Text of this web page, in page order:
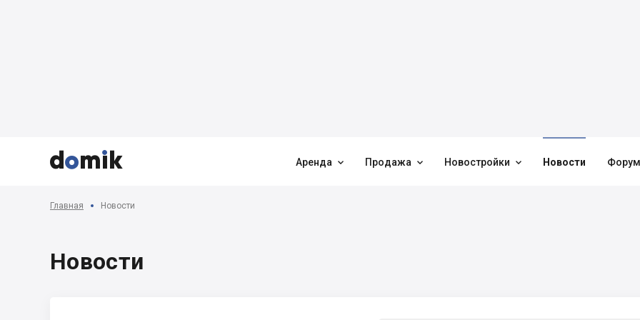


 Аренда  Продажа  Новостройки  Новости Форум
Главная Новости
Новости